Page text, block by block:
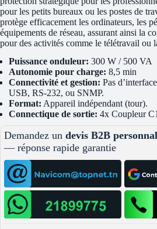
pour les petits bureaux ou les postes de
protège efficacement les ordinateurs, les
équipements de réseau, assurant ainsi la
pour des activités comme le télétravail ou
Puissance onduleur: 300 W / 500 VA
Autonomie pour charge: 8,5 min
Connectivité et gestion: Pas
USB, RS-232, ou SNMP.
Format: Appareil indépendant (tour).
Connectique de sortie: 4x Coupleur
Demandez un devis B2B
— réponse rapide garantie